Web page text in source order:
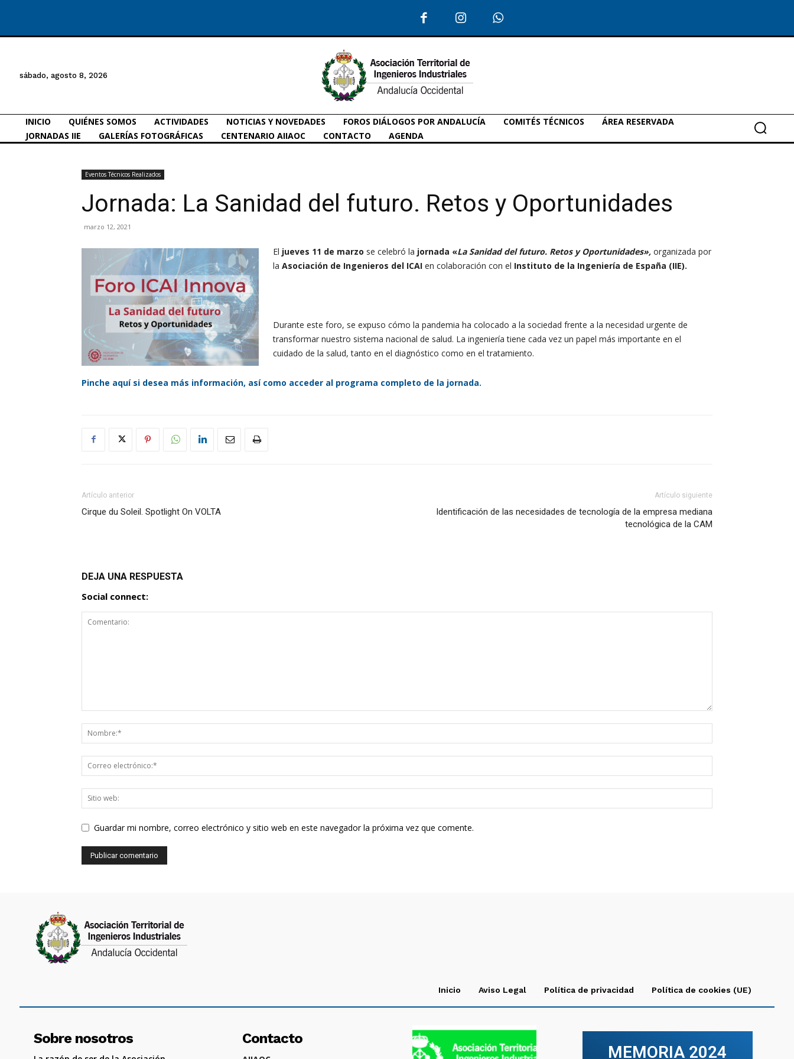
sábado, agosto 8, 2026
INICIO QUIÉNES SOMOS ACTIVIDADES NOTICIAS Y NOVEDADES FOROS DIÁLOGOS POR ANDALUCÍA COMITÉS TÉCNICOS
ÁREA RESERVADA
JORNADAS IIE
GALERÍAS FOTOGRÁFICAS CENTENARIO AIIAOC CONTACTO AGENDA
Eventos Técnicos Realizados
Jornada: La Sanidad del futuro. Retos y Oportunidades
marzo 12, 2021
El jueves 11 de marzo se celebró la jornada «La Sanidad del futuro. Retos y Oportunidades», organizada por
la Asociación de Ingenieros del ICAI en colaboración con el Instituto de la Ingeniería de España (IIE).
Durante este foro, se expuso cómo la pandemia ha colocado a la sociedad frente a la necesidad urgente de
transformar nuestro sistema nacional de salud. La ingeniería tiene cada vez un papel más importante en el
cuidado de la salud, tanto en el diagnóstico como en el tratamiento.
Pinche aquí si desea más información, así como acceder al programa completo de la jornada.
Artículo anterior
Cirque du Soleil. Spotlight On VOLTA
Artículo siguiente
Identificación de las necesidades de tecnología de la empresa mediana
tecnológica de la CAM
DEJA UNA RESPUESTA
Social connect:
Guardar mi nombre, correo electrónico y sitio web en este navegador la próxima vez que comente.
Inicio Aviso Legal Política de privacidad Política de cookies (UE)
Sobre nosotros Contacto
MEMORIA 2024